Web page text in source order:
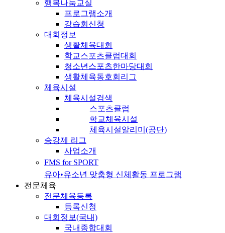
행복나눔교실
프로그램소개
강습회신청
대회정보
생활체육대회
학교스포츠클럽대회
청소년스포츠한마당대회
생활체육동호회리그
체육시설
체육시설검색
스포츠클럽
학교체육시설
체육시설알리미(공단)
승강제 리그
사업소개
FMS for SPORT
유아•유소년 맞춤형 신체활동 프로그램
전문체육
전문체육등록
등록신청
대회정보(국내)
국내종합대회